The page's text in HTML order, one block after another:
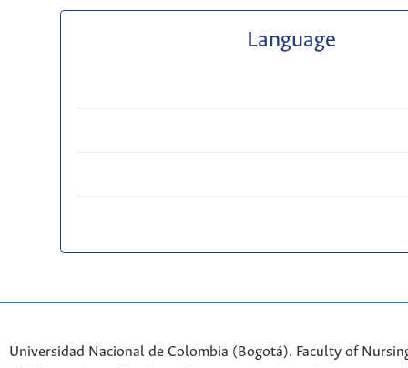
Language
Universidad Nacional de Colombia (Bogotá). Faculty of